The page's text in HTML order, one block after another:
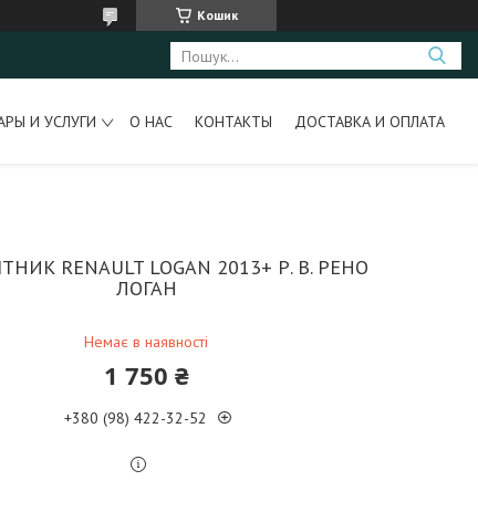
Кошик
И УСЛУГИ О НАС КОНТАКТЫ ДОСТАВКА И ОПЛАТА
RENAULT LOGAN 2013+ Р. В. РЕНО
ЛОГАН
Немає в наявності
1 750 ₴
+380 (98) 422-32-52